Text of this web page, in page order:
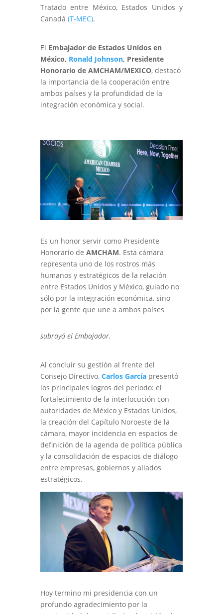
Tratado entre México, Estados Unidos y
Canadá (T-MEC).
El Embajador de Estados Unidos en
México, Ronald Johnson, Presidente
Honorario de AMCHAM/MEXICO, destacó
la importancia de la cooperación entre
ambos países y la profundidad de la
integración económica y social.
Es un honor servir como Presidente
Honorario de AMCHAM. Esta cámara
representa uno de los rostros más
humanos y estratégicos de la relación
entre Estados Unidos y México, guiado no
sólo por la integración económica, sino
por la gente que une a ambos países
subrayó el Embajador.
Al concluir su gestión al frente del
Consejo Directivo, Carlos García presentó
los principales logros del periodo: el
fortalecimiento de la interlocución con
autoridades de México y Estados Unidos,
la creación del Capítulo Noroeste de la
cámara, mayor incidencia en espacios de
definición de la agenda de política pública
y la consolidación de espacios de diálogo
entre empresas, gobiernos y aliados
estratégicos.
Hoy termino mi presidencia con un
profundo agradecimiento por la